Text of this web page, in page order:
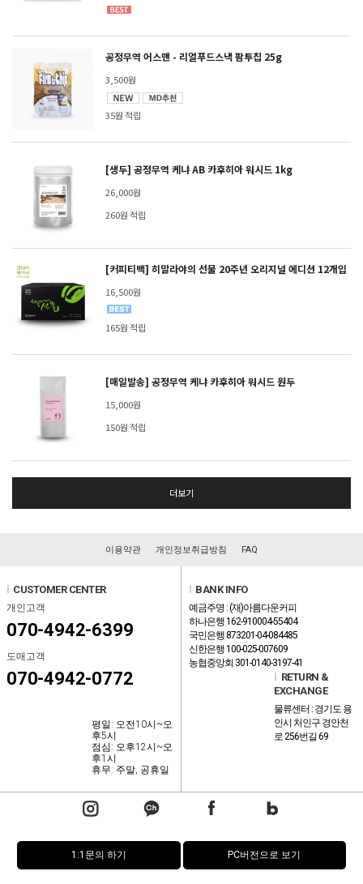
공정무역 어스맨 - 리얼푸드스낵 팜투칩 25g
3,500원
35원 적립
[생두] 공정무역 케냐 AB 카후히아 워시드 1kg
26,000원
260원 적립
[커피티백] 히말라야의 선물 20주년 오리지널 에디션 12개입
16,500원
165원 적립
[매일발송] 공정무역 케냐 카후히아 워시드 원두
15,000원
150원 적립
더보기
이용약관 개인정보취급방침 FAQ
CUSTOMER CENTER
개인고객
070-4942-6399
도매고객
070-4942-0772
평일: 오전10시~오
후5시
점심: 오후12시~오
후1시
휴무: 주말, 공휴일
BANK INFO
예금주명 : (재)아름다운커피
하나은행 162-910004-55404
국민은행 873201-04-084485
신한은행 100-025-007609
농협중앙회 301-0140-3197-41
RETURN &
EXCHANGE
물류센터 : 경기도 용
인시 처인구 경안천
로 256번길 69
1:1문의 하기 PC버전으로 보기